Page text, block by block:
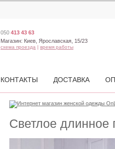
Светлое длинное
050 413 43 63
Магазин: Киев, Ярославская, 15/23
схема проезда | время работы
КОНТАКТЫ ДОСТАВКА